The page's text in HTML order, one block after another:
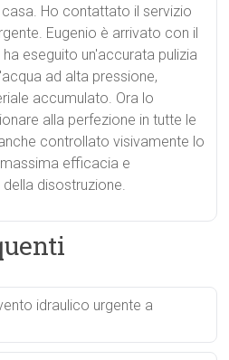
Ho contattato il servizio
Eugenio è arrivato con il
eseguito un'accurata pulizia
ad alta pressione,
accumulato. Ora lo
alla perfezione in tutte le
controllato visivamente lo
efficacia e
disostruzione.
idraulico urgente a